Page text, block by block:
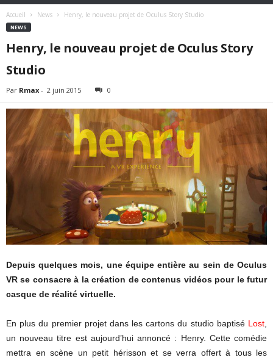
Accueil News Henry, le nouveau projet de Oculus Story Studio
NEWS
Henry, le nouveau projet de Oculus Story
Studio
Par Rmax - 2 juin 2015 0
Depuis quelques mois, une équipe entière au sein de Oculus
VR se consacre à la création de contenus vidéos pour le futur
casque de réalité virtuelle.
En plus du premier projet dans les cartons du studio baptisé Lost
un nouveau titre est aujourd’hui annoncé : Henry. Cette comédie
mettra en scène un petit hérisson et se verra offert à tous les